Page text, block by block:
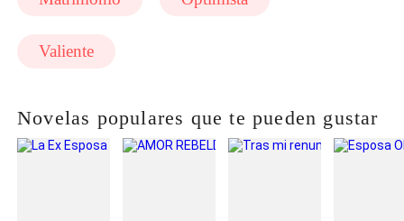
Valiente
Novelas populares que te pueden gustar